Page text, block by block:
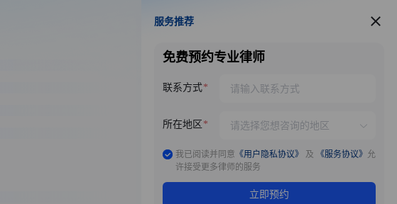
服务推荐
服务推荐
免费预约专业律师
联系方式
所在地区
我已阅读并同意 《用户隐私协议》 及 《服务协议》 允
许接受更多律师的服务
立即预约